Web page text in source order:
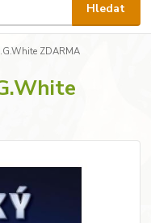
Hledat
ZDARMA